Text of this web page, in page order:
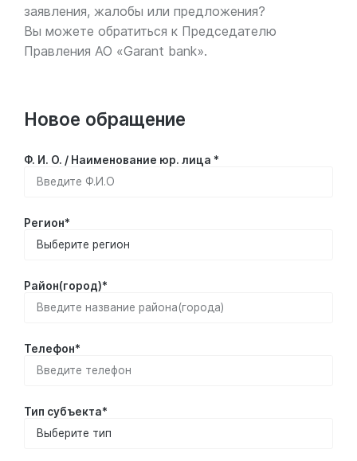
заявления, жалобы или предложения?
Вы можете обратиться к Председателю
Правления АО «Garant bank».
Новое обращение
Ф. И. О. / Наименование юр. лица *
Регион*
Район(город)*
Телефон*
Тип субъекта*